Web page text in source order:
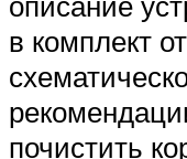
в комплект
почистить